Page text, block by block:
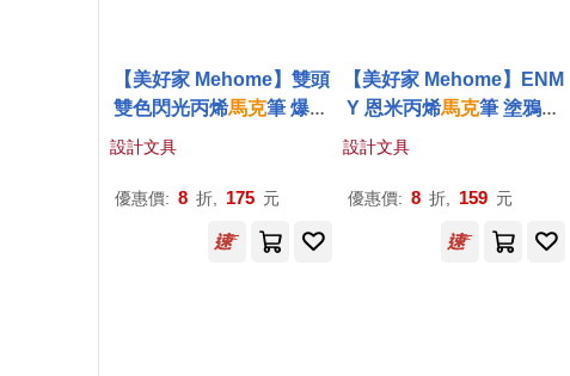
【美好家 Mehome】雙頭
雙色閃光丙烯馬克筆 爆閃
軟頭彩筆 12支24色
設計文具
優惠價: 8 折, 175 元
【美好家 Mehome】ENM
Y 恩米丙烯馬克筆 塗鴉筆
彩色筆 12色
設計文具
優惠價: 8 折, 159 元